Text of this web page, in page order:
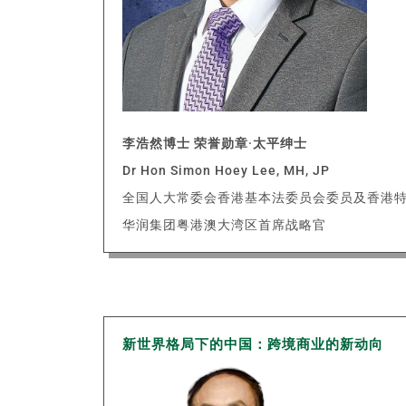
李浩然博士 荣誉勋章·太平绅士
Dr Hon Simon Hoey Lee, MH, JP
全国人大常委会香港基本法委员会委员及香港
华润集团粤港澳大湾区首席战略官
新世界格局下的中国：跨境商业的新动向